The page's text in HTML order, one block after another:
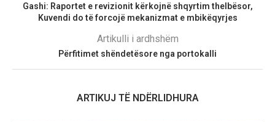
Gashi: Raportet e revizionit kërkojnë shqyrtim thelbësor,
Kuvendi do të forcojë mekanizmat e mbikëqyrjes
Artikulli i ardhshëm
Përfitimet shëndetësore nga portokalli
ARTIKUJ TË NDËRLIDHURA